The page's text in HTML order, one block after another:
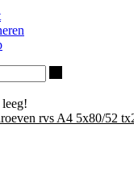
rvs A4 5x80/52